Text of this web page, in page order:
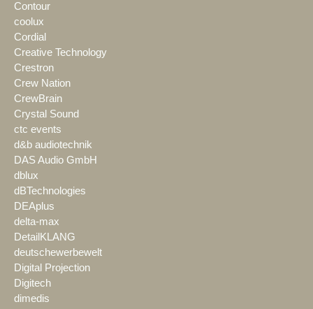
Contour
coolux
Cordial
Creative Technology
Crestron
Crew Nation
CrewBrain
Crystal Sound
ctc events
d&b audiotechnik
DAS Audio GmbH
dblux
dBTechnologies
DEAplus
delta-max
DetailKLANG
deutschewerbewelt
Digital Projection
Digitech
dimedis